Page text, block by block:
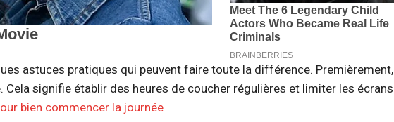
astuces pratiques qui peuvent faire toute la différence. Premièrement,
signifie établir des heures de coucher régulières et limiter les écrans
bien commencer la journée